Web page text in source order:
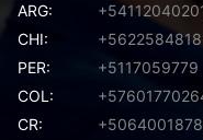
ARG:
CHI:
PER:
+5117059779
COL:
CR: